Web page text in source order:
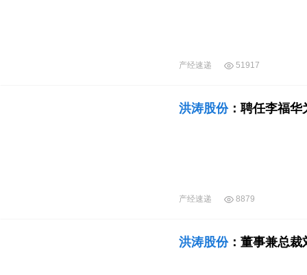
产经速递 51917
洪涛股份：聘任李福华
产经速递 8879
洪涛股份：董事兼总裁